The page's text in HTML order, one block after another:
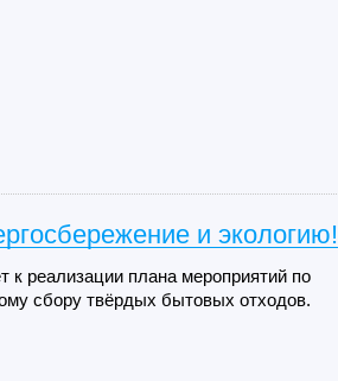
и экологию!
реализации плана мероприятий по
сбору твёрдых бытовых отходов.